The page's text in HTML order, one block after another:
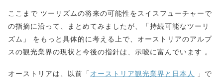
ここまで ツーリズムの将来の可能性をスイスフューチャーで
の指摘に沿って、まとめてみましたが、「持続可能なツーリ
ズム」 をもっと具体的に考える上で、オーストリアのアルプ
スの観光業界の現状と今後の指針は、示唆に富んでいます 。
オーストリアは、以前「 オーストリア観光業界と日本人 」で